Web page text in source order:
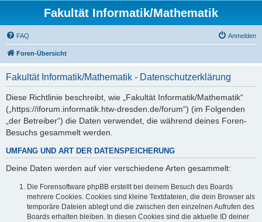
Fakultät Informatik/Mathematik
FAQ Anmelden
Foren-Übersicht
Fakultät Informatik/Mathematik - Datenschutzerklärung
Diese Richtlinie beschreibt, wie „Fakultät Informatik/Mathematik“
(„https://iforum.informatik.htw-dresden.de/forum“) (im Folgenden
„der Betreiber“) die Daten verwendet, die während deines Foren-
Besuchs gesammelt werden.
UMFANG UND ART DER DATENSPEICHERUNG
Deine Daten werden auf vier verschiedene Arten gesammelt:
Die Forensoftware phpBB erstellt bei deinem Besuch des Boards
mehrere Cookies. Cookies sind kleine Textdateien, die dein Browser als
temporäre Dateien ablegt und die zwischen den einzelnen Aufrufen des
Boards erhalten bleiben. In diesen Cookies sind die aktuelle ID deiner